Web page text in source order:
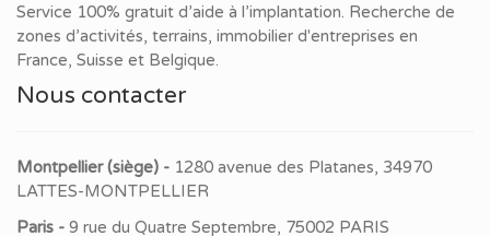
Service 100% gratuit d’aide à l’implantation. Recherche de
zones d’activités, terrains, immobilier d'entreprises en
France, Suisse et Belgique.
Nous contacter
Montpellier (siège) - 1280 avenue des Platanes, 34970
LATTES-MONTPELLIER
Paris - 9 rue du Quatre Septembre, 75002 PARIS